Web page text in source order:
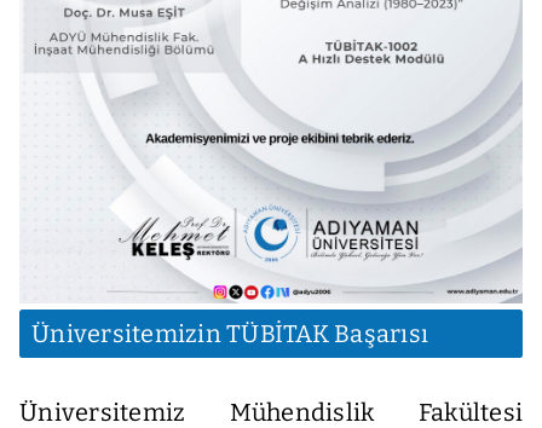
Üniversitemizin TÜBİTAK Başarısı
Üniversitemiz Mühendislik Fakültesi